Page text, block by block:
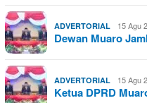
ADVERTORIAL 15 Agu
Dewan Muaro
ADVERTORIAL 15 Agu
Ketua DPRD